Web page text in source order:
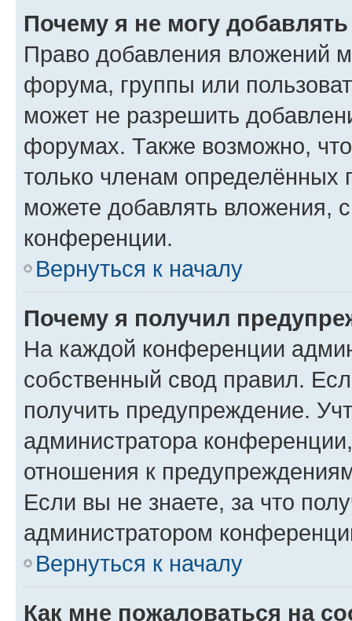
Почему я не могу
Право добавления вложений
форума, группы или
может не разрешить
форумах. Также возможно,
только членам определённых
можете добавлять вложения,
конференции.
Вернуться к началу
Почему я получил
На каждой конференции
собственный свод правил.
получить предупреждение.
администратора
отношения к
Если вы не знаете, за что
администратором
Вернуться к началу
Как мне пожаловаться на